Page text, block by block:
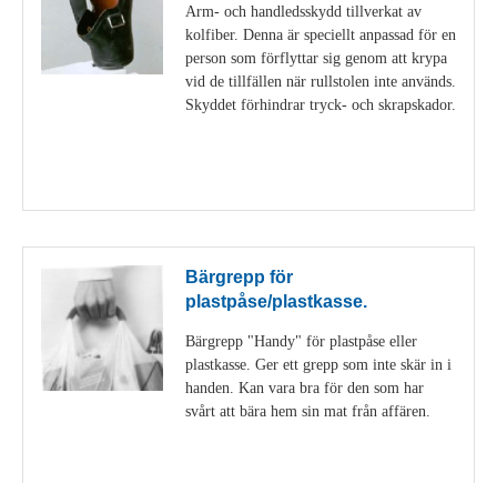
Arm- och handledsskydd tillverkat av
kolfiber. Denna är speciellt anpassad för en
person som förflyttar sig genom att krypa
vid de tillfällen när rullstolen inte används.
Skyddet förhindrar tryck- och skrapskador.
Bärgrepp för
plastpåse/plastkasse.
Bärgrepp "Handy" för plastpåse eller
plastkasse. Ger ett grepp som inte skär in i
handen. Kan vara bra för den som har
svårt att bära hem sin mat från affären.